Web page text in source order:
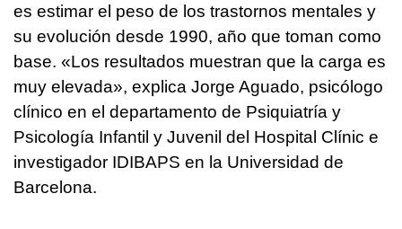
es estimar el peso de los trastornos mentales y
su evolución desde 1990, año que toman como
base. «Los resultados muestran que la carga es
muy elevada», explica Jorge Aguado, psicólogo
clínico en el departamento de Psiquiatría y
Psicología Infantil y Juvenil del Hospital Clínic e
investigador IDIBAPS en la Universidad de
Barcelona.